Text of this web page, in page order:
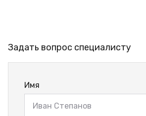
Задать вопрос специалисту
Имя